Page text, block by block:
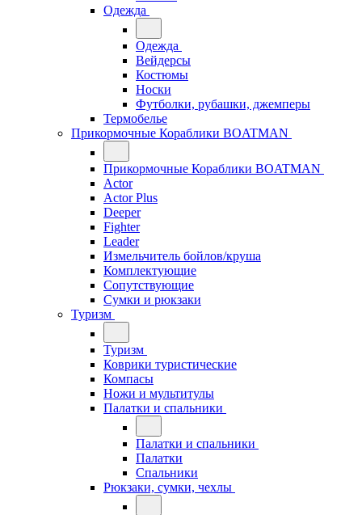
Одежда
Одежда
Вейдерсы
Костюмы
Носки
Футболки, рубашки, джемперы
Термобелье
Прикормочные Кораблики BOATMAN
Прикормочные Кораблики BOATMAN
Actor
Actor Plus
Deeper
Fighter
Leader
Измельчитель бойлов/круша
Комплектующие
Сопутствующие
Сумки и рюкзаки
Туризм
Туризм
Коврики туристические
Компасы
Ножи и мультитулы
Палатки и спальники
Палатки и спальники
Палатки
Спальники
Рюкзаки, сумки, чехлы